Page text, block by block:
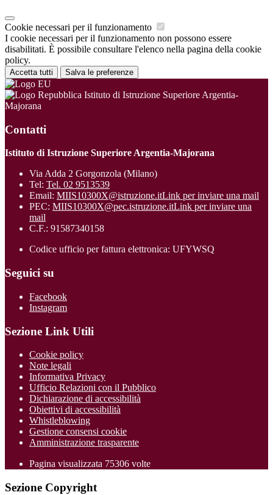
Cookie necessari per il funzionamento
I cookie necessari per il funzionamento non possono essere
disabilitati. È possibile consultare l'elenco nella pagina della cookie
policy.
Accetta tutti Salva le preferenze
Istituto di Istruzione Superiore Argentia-
Majorana
Contatti
Istituto di Istruzione Superiore Argentia-Majorana
Via Adda 2 Gorgonzola (Milano)
Tel: Tel. 02 9513539
Email: MIIS10300X@istruzione.itLink per inviare una mail
PEC: MIIS10300X@pec.istruzione.itLink per inviare una
mail
C.F.: 91587340158
Codice ufficio per fattura elettronica: UFYWSQ
Seguici su
Facebook
Instagram
Sezione Link Utili
Cookie policy
Note legali
Informativa Privacy
Ufficio Relazioni con il Pubblico
Dichiarazione di accessibilità
Obiettivi di accessibilità
Whistleblowing
Gestione consensi cookie
Amministrazione trasparente
Pagina visualizzata 75306 volte
Sezione Copyright